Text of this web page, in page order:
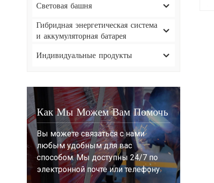
Световая башня
Гибридная энергетическая система
и аккумуляторная батарея
Индивидуальные продукты
Как Мы Можем Вам Помочь
Вы можете связаться с нами
любым удобным для вас
способом. Мы доступны 24/7 по
электронной почте или телефону.